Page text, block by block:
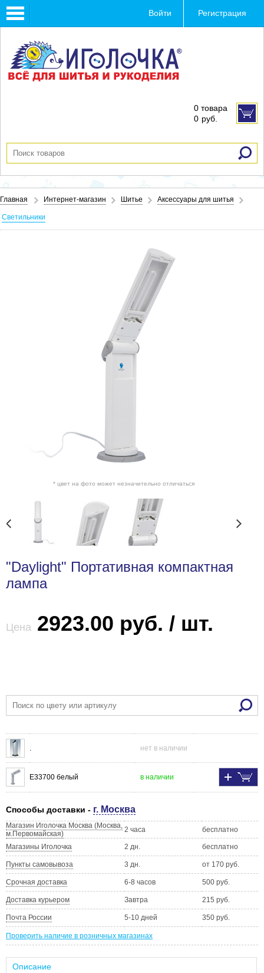
Toggle
navigation
Войти Регистрация
0 товара
0 руб.
Главная Интернет-магазин Шитье Аксессуары для шитья
Светильники
* цвет на фото может незначительно отличаться
"Daylight" Портативная компактная
лампа
Цена 2923.00 руб. / шт.
. нет в наличии
E33700 белый в наличии
Способы доставки - г. Москва
Магазин Иголочка Москва (Москва,
м.Первомайская)
2 часа бесплатно
Магазины Иголочка 2 дн. бесплатно
Пункты самовывоза 3 дн. от 170 руб.
Срочная доставка 6-8 часов 500 руб.
Доставка курьером Завтра 215 руб.
Почта России 5-10 дней 350 руб.
Проверить наличие в розничных магазинах
Описание